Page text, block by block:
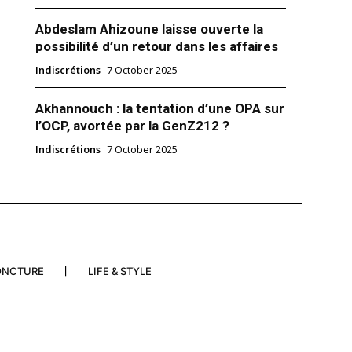
Ilyas El Omari retrouve sa
cheveux
du projet de la Cité
s’est montré à la télé
Abdeslam Ahizoune laisse ouverte la
possibilité d’un retour dans les affaires
Indiscrétions 7 October 2025
Akhannouch : la tentation d’une OPA sur
l’OCP, avortée par la GenZ212 ?
Indiscrétions 7 October 2025
LIFE & STYLE